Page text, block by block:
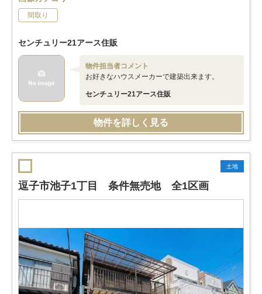
間取り
センチュリー21アース住販
物件担当者コメント
お好きなハウスメーカーで建築出来ます。
センチュリー21アース住販
物件を詳しく見る
土地
逗子市池子1丁目 条件無売地 全1区画